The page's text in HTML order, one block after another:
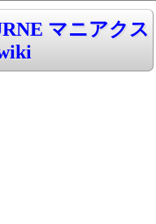
マニアクス